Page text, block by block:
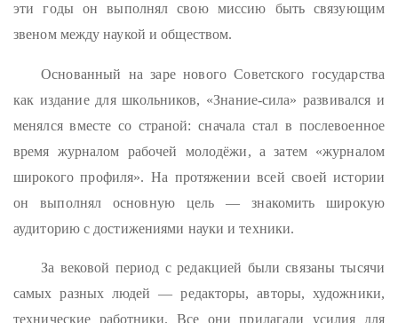
эти годы он выполнял свою миссию быть связующим
звеном между наукой и обществом.
Основанный на заре нового Советского государства
как издание для школьников, «Знание-сила» развивался и
менялся вместе со страной: сначала стал в послевоенное
время журналом рабочей молодёжи, а затем «журналом
широкого профиля». На протяжении всей своей истории
он выполнял основную цель — знакомить широкую
аудиторию с достижениями науки и техники.
За вековой период с редакцией были связаны тысячи
самых разных людей — редакторы, авторы, художники,
технические работники. Все они прилагали усилия для